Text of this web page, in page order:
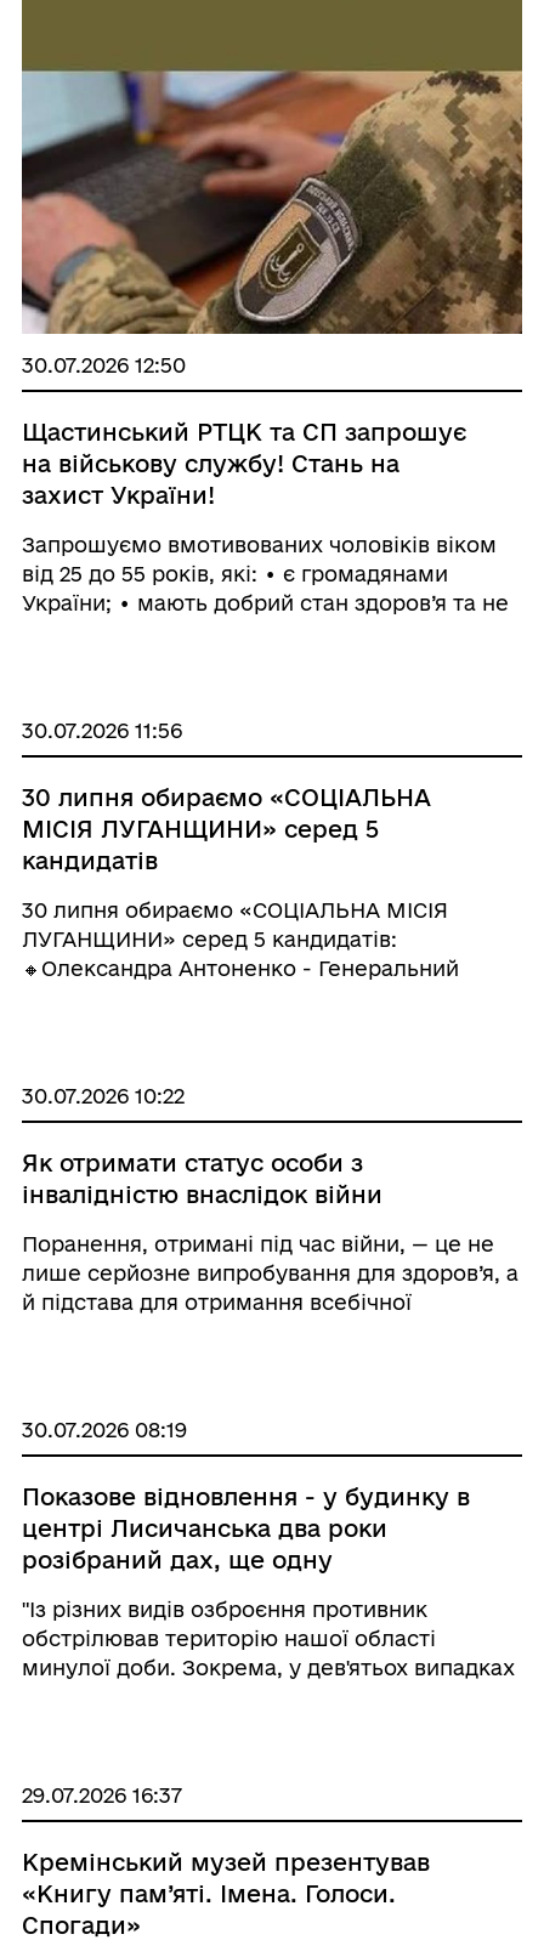
30.07.2026 12:50
Щастинський РТЦК та СП запрошує
на військову службу! Стань на
захист України!
Запрошуємо вмотивованих чоловіків віком
від 25 до 55 років, які: • є громадянами
України; • мають добрий стан здоров’я та не
30.07.2026 11:56
30 липня обираємо «СОЦІАЛЬНА
МІСІЯ ЛУГАНЩИНИ» серед 5
кандидатів
30 липня обираємо «СОЦІАЛЬНА МІСІЯ
ЛУГАНЩИНИ» серед 5 кандидатів:
🔸Олександра Антоненко - Генеральний
напрямку ві ...
30.07.2026 10:22
Як отримати статус особи з
інвалідністю внаслідок війни
Поранення, отримані під час війни, — це не
лише серйозне випробування для здоров’я, а
й підстава для отримання всебічної
30.07.2026 08:19
Показове відновлення - у будинку в
центрі Лисичанська два роки
розібраний дах, ще одну
Сіверськодонецьку, дев'ять разів
росіяни вдарили зі ствольної
артилерії на Луганщині
"Із різних видів озброєння противник
обстрілював територію нашої області
минулої доби. Зокрема, у дев'ятьох випадках
29.07.2026 16:37
Кремінський музей презентував
«Книгу пам’яті. Імена. Голоси.
Спогади»